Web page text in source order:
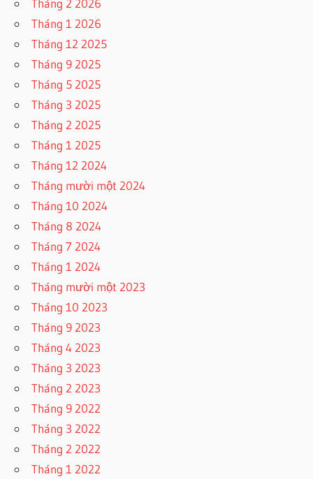
Tháng 1 2026
Tháng 12 2025
Tháng 9 2025
Tháng 5 2025
Tháng 3 2025
Tháng 2 2025
Tháng 1 2025
Tháng 12 2024
Tháng mười một 2024
Tháng 10 2024
Tháng 8 2024
Tháng 7 2024
Tháng 1 2024
Tháng mười một 2023
Tháng 10 2023
Tháng 9 2023
Tháng 4 2023
Tháng 3 2023
Tháng 2 2023
Tháng 9 2022
Tháng 3 2022
Tháng 2 2022
Tháng 1 2022